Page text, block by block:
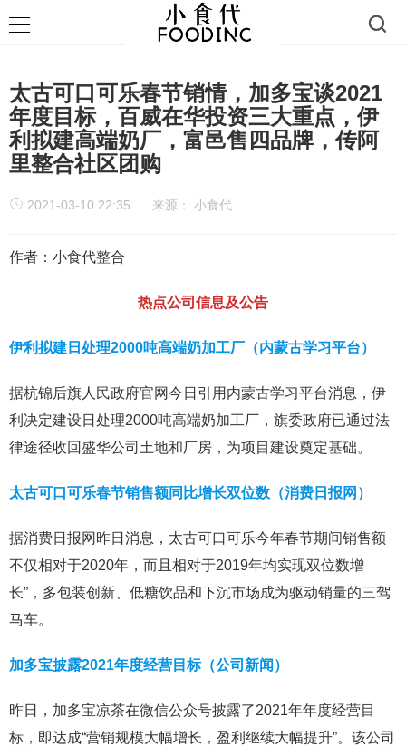
太古可口可乐春节销情，加多宝谈2021
年度目标，百威在华投资三大重点，伊
利拟建高端奶厂，富邑售四品牌，传阿
里整合社区团购
2021-03-10 22:35 来源： 小食代
作者：小食代整合
热点公司信息及公告
伊利拟建日处理2000吨高端奶加工厂（内蒙古学习平台）
据杭锦后旗人民政府官网今日引用内蒙古学习平台消息，伊
利决定建设日处理2000吨高端奶加工厂，旗委政府已通过法
律途径收回盛华公司土地和厂房，为项目建设奠定基础。
太古可口可乐春节销售额同比增长双位数（消费日报网）
据消费日报网昨日消息，太古可口可乐今年春节期间销售额
不仅相对于2020年，而且相对于2019年均实现双位数增
长”，多包装创新、低糖饮品和下沉市场成为驱动销量的三驾
马车。
加多宝披露2021年度经营目标（公司新闻）
昨日，加多宝凉茶在微信公众号披露了2021年年度经营目
标，即达成“营销规模大幅增长，盈利继续大幅提升”。该公司